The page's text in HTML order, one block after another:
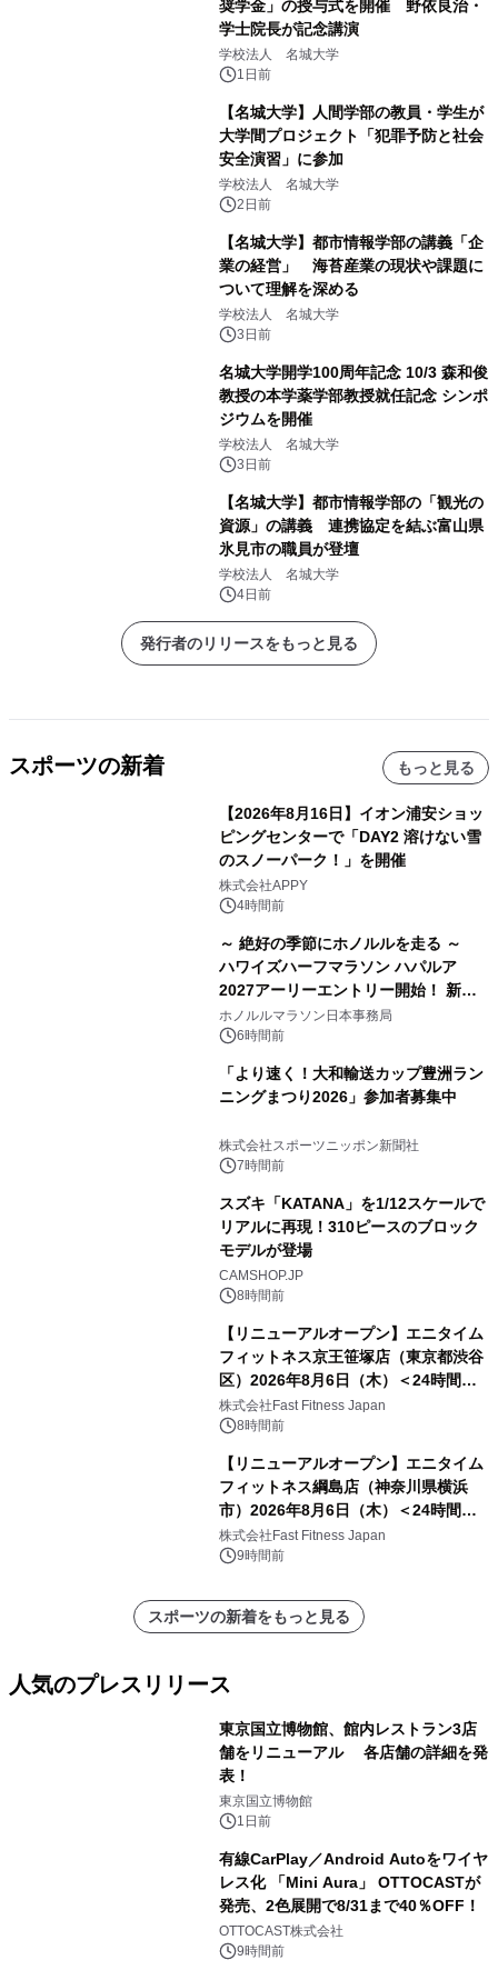
奨学金」の授与式を開催 野依良治・
学士院長が記念講演
学校法人 名城大学
1日前
【名城大学】人間学部の教員・学生が
大学間プロジェクト「犯罪予防と社会
安全演習」に参加
学校法人 名城大学
2日前
【名城大学】都市情報学部の講義「企
業の経営」 海苔産業の現状や課題に
ついて理解を深める
学校法人 名城大学
3日前
名城大学開学100周年記念 10/3 森和俊
教授の本学薬学部教授就任記念 シンポ
ジウムを開催
学校法人 名城大学
3日前
【名城大学】都市情報学部の「観光の
資源」の講義 連携協定を結ぶ富山県
氷見市の職員が登壇
学校法人 名城大学
4日前
発行者のリリースをもっと見る
スポーツの新着 もっと見る
【2026年8月16日】イオン浦安ショッ
ピングセンターで「DAY2 溶けない雪
のスノーパーク！」を開催
株式会社APPY
4時間前
～ 絶好の季節にホノルルを走る ～
ハワイズハーフマラソン ハパルア
2027アーリーエントリー開始！ 新カ
テゴリー「ハパルアIKI(イキ)」(約
13.4km)が登場
ホノルルマラソン日本事務局
6時間前
「より速く！大和輸送カップ豊洲ラン
ニングまつり2026」参加者募集中
株式会社スポーツニッポン新聞社
7時間前
スズキ「KATANA」を1/12スケールで
リアルに再現！310ピースのブロック
モデルが登場
CAMSHOP.JP
8時間前
【リニューアルオープン】エニタイム
フィットネス京王笹塚店（東京都渋谷
区）2026年8月6日（木）＜24時間年
中無休のフィットネスジム＞
株式会社Fast Fitness Japan
8時間前
【リニューアルオープン】エニタイム
フィットネス綱島店（神奈川県横浜
市）2026年8月6日（木）＜24時間年
中無休のフィットネスジム＞
株式会社Fast Fitness Japan
9時間前
スポーツの新着をもっと見る
人気のプレスリリース
東京国立博物館、館内レストラン3店
舗をリニューアル 各店舗の詳細を発
表！
東京国立博物館
1日前
有線CarPlay／Android Autoをワイヤ
レス化 「Mini Aura」 OTTOCASTが
発売、2色展開で8/31まで40％OFF！
OTTOCAST株式会社
9時間前